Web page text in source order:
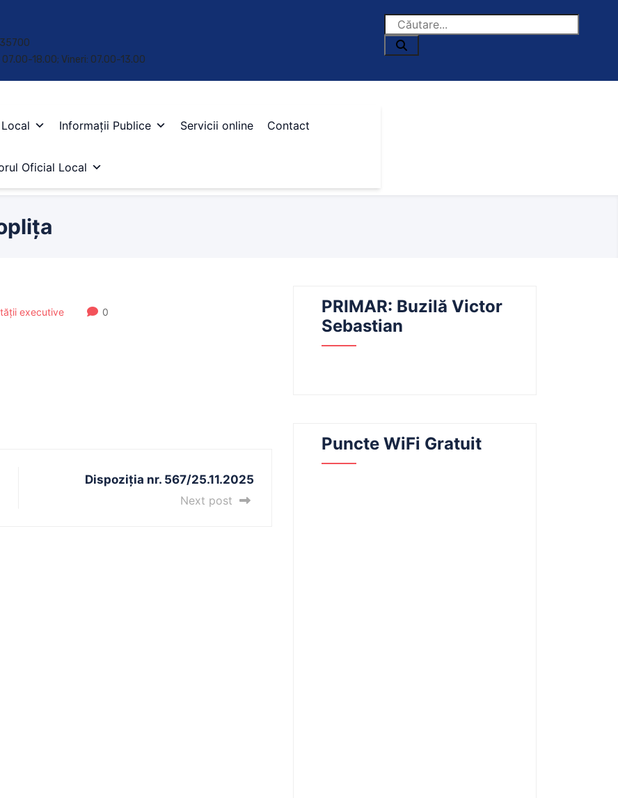
18.00; Vineri: 07.00-13.00
Informații Publice Servicii online Contact
Oficial Local
executive 0
Dispoziția nr. 567/25.11.2025
Next post
PRIMAR: Buzilă Victor
Sebastian
Puncte WiFi Gratuit